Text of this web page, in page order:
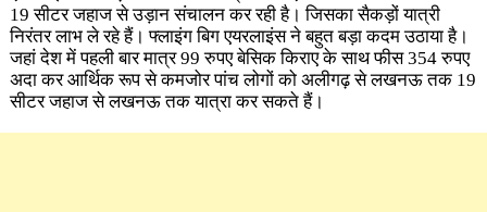
19 सीटर जहाज से उड़ान संचालन कर रही है। जिसका सैकड़ों यात्री
निरंतर लाभ ले रहे हैं। फ्लाइंग बिग एयरलाइंस ने बहुत बड़ा कदम उठाया है।
जहां देश में पहली बार मात्र 99 रुपए बेसिक किराए के साथ फीस 354 रुपए
अदा कर आर्थिक रूप से कमजोर पांच लोगों को अलीगढ़ से लखनऊ तक 19
सीटर जहाज से लखनऊ तक यात्रा कर सकते हैं।